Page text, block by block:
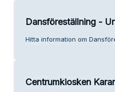
Dansföreställning -
Hitta information om
Centrumkiosken